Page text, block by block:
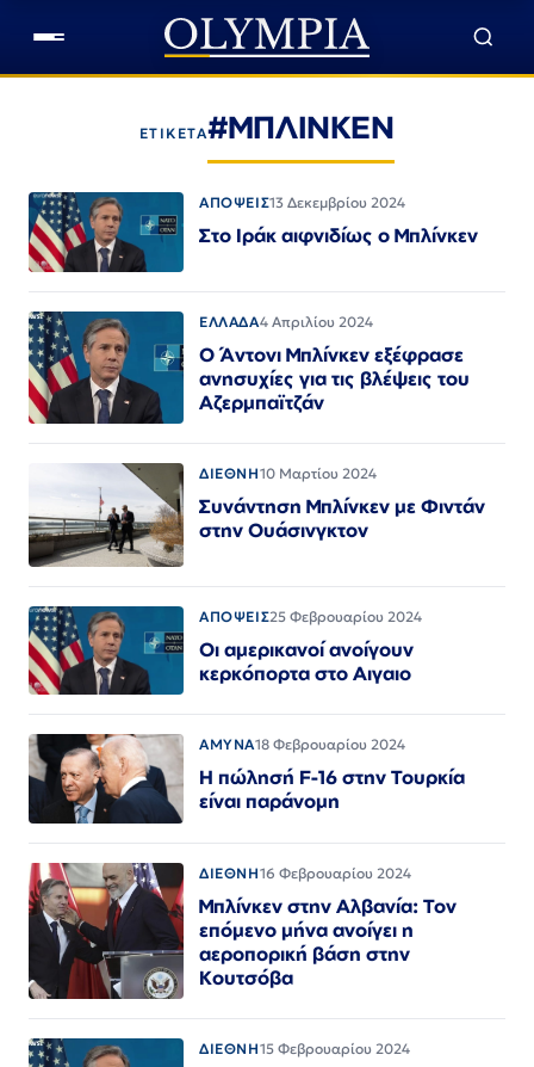
ΕΤΙΚΕΤΑ#ΜΠΛΙΝΚΕΝ
ΑΠΟΨΕΙΣ13 Δεκεμβρίου 2024
Στο Ιράκ αιφνιδίως ο Μπλίνκεν
ΕΛΛΑΔΑ4 Απριλίου 2024
Ο Άντονι Μπλίνκεν εξέφρασε
ανησυχίες για τις βλέψεις του
Αζερμπαϊτζάν
ΔΙΕΘΝΗ10 Μαρτίου 2024
Συνάντηση Μπλίνκεν με Φιντάν
στην Ουάσινγκτον
ΑΠΟΨΕΙΣ25 Φεβρουαρίου 2024
Οι αμερικανοί ανοίγουν
κερκόπορτα στο Αιγαιο
ΑΜΥΝΑ18 Φεβρουαρίου 2024
Η πώλησή F-16 στην Τουρκία
είναι παράνομη
ΔΙΕΘΝΗ16 Φεβρουαρίου 2024
Μπλίνκεν στην Αλβανία: Τον
επόμενο μήνα ανοίγει η
αεροπορική βάση στην
Κουτσόβα
ΔΙΕΘΝΗ15 Φεβρουαρίου 2024